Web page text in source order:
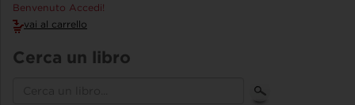
Benvenuto Accedi!
vai al carrello
Cerca un libro